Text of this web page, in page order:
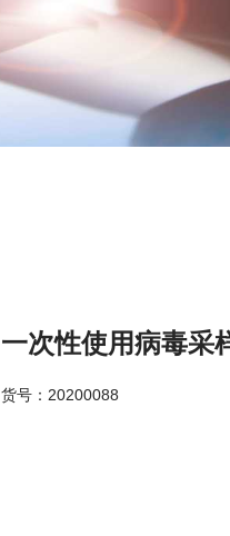
一次性使用病毒采
货号：20200088